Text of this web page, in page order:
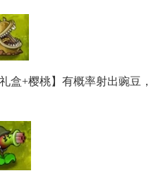
盒+樱桃】有概率射出豌豆，